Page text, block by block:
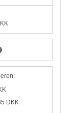
DKK